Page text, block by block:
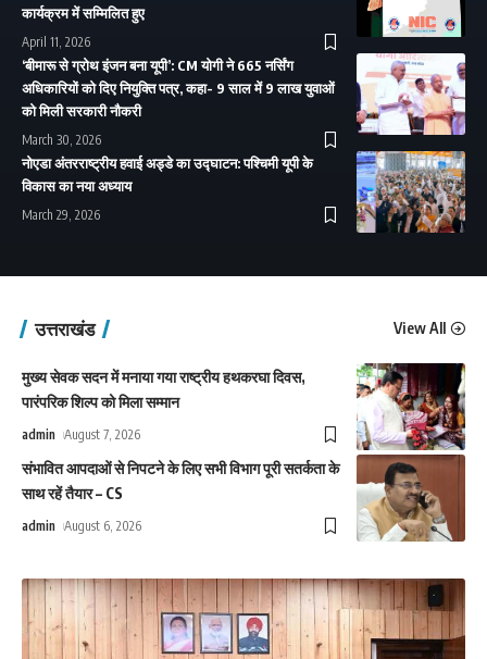
कार्यक्रम में सम्मिलित हुए
April 11, 2026
‘बीमारू से ग्रोथ इंजन बना यूपी’: CM योगी ने 665 नर्सिंग
अधिकारियों को दिए नियुक्ति पत्र, कहा- 9 साल में 9 लाख युवाओं
को मिली सरकारी नौकरी
March 30, 2026
नोएडा अंतरराष्ट्रीय हवाई अड्डे का उद्घाटन: पश्चिमी यूपी के
विकास का नया अध्याय
March 29, 2026
उत्तराखंड View All
मुख्य सेवक सदन में मनाया गया राष्ट्रीय हथकरघा दिवस,
पारंपरिक शिल्प को मिला सम्मान
admin August 7, 2026
संभावित आपदाओं से निपटने के लिए सभी विभाग पूरी सतर्कता के
साथ रहें तैयार – CS
admin August 6, 2026